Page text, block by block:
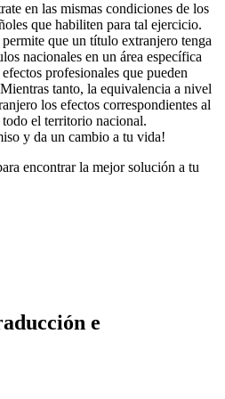
en las mismas condiciones de los
que habiliten para tal ejercicio.
permite que un título extranjero tenga
nacionales en un área específica
profesionales que pueden
tanto, la equivalencia a nivel
los efectos correspondientes al
el territorio nacional.
y da un cambio a tu vida!
encontrar la mejor solución a tu
e